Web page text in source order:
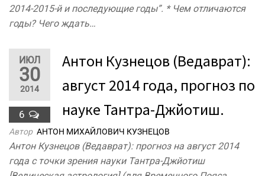
2014-2015-й и последующие годы”. * Чем отличаются
годы? Чего ждать…
ИЮЛ
30
2014
6
Антон Кузнецов (Ведаврат):
август 2014 года, прогноз по
науке Тантра-Джйотиш.
Автор АНТОН МИХАЙЛОВИЧ КУЗНЕЦОВ
Антон Кузнецов (Ведаврат): прогноз на август 2014
года с точки зрения науки Тантра-Джйотиш